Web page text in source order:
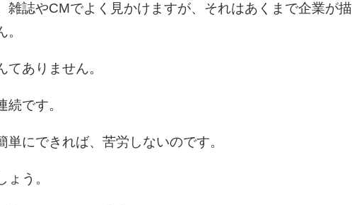
雑誌やCMでよく見かけますが、それはあくまで企業が描
てありません。
です。
単にできれば、苦労しないのです。
う。